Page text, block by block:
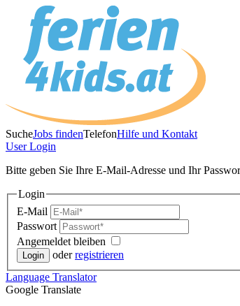
SucheJobs findenTelefonHilfe und Kontakt
UserLogin
Bitte geben Sie Ihre E-Mail-Adresse und Ihr
Login
E-Mail
Passwort
Angemeldet bleiben
oderregistrieren
Language Translator
Google Translate